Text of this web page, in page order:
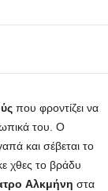
που φροντίζει να
του. Ο
και σέβεται το
χθες το βράδυ
Αλκμήνη στα